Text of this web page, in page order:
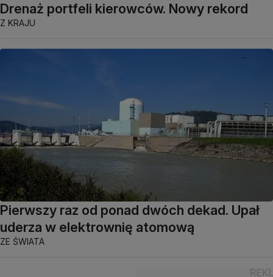
Drenaż portfeli kierowców. Nowy rekord
Z KRAJU
Pierwszy raz od ponad dwóch dekad. Upał
uderza w elektrownię atomową
ZE ŚWIATA